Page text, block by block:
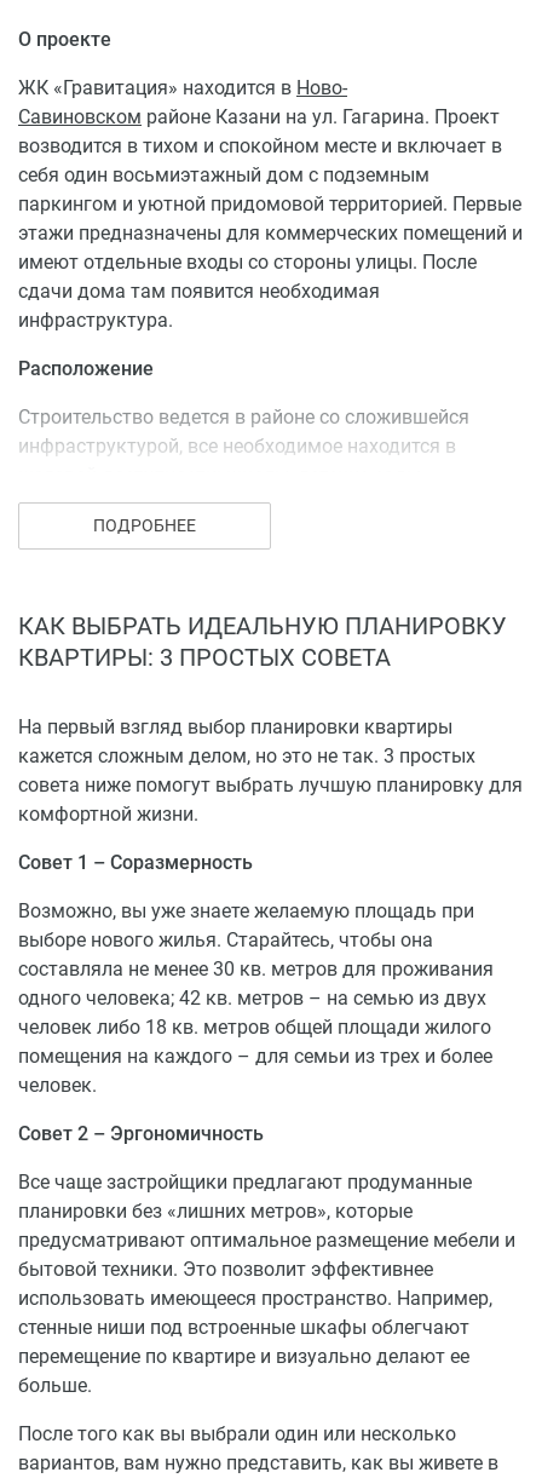
О проекте
ЖК «Гравитация» находится в Ново-
Савиновском районе Казани на ул. Гагарина. Проект
возводится в тихом и спокойном месте и включает в
себя один восьмиэтажный дом с подземным
паркингом и уютной придомовой территорией. Первые
этажи предназначены для коммерческих помещений и
имеют отдельные входы со стороны улицы. После
сдачи дома там появится необходимая
инфраструктура.
Расположение
Строительство ведется в районе со сложившейся
инфраструктурой, все необходимое находится в
супермаркеты, спортивные залы, поликлиники и т. д.
Школа № 43 – 2 мин.
Парк Победы – 15 мин.
Станция метро «Северный вокзал» – 20 мин.
ПОДРОБНЕЕ
КАК ВЫБРАТЬ ИДЕАЛЬНУЮ ПЛАНИРОВКУ
КВАРТИРЫ: 3 ПРОСТЫХ СОВЕТА
На первый взгляд выбор планировки квартиры
кажется сложным делом, но это не так. 3 простых
совета ниже помогут выбрать лучшую планировку для
комфортной жизни.
Совет 1 – Соразмерность
Возможно, вы уже знаете желаемую площадь при
выборе нового жилья. Старайтесь, чтобы она
составляла не менее 30 кв. метров для проживания
одного человека; 42 кв. метров – на семью из двух
человек либо 18 кв. метров общей площади жилого
помещения на каждого – для семьи из трех и более
человек.
Совет 2 – Эргономичность
Все чаще застройщики предлагают продуманные
планировки без «лишних метров», которые
предусматривают оптимальное размещение мебели и
бытовой техники. Это позволит эффективнее
использовать имеющееся пространство. Например,
стенные ниши под встроенные шкафы облегчают
перемещение по квартире и визуально делают ее
больше.
После того как вы выбрали один или несколько
вариантов, вам нужно представить, как вы живете в